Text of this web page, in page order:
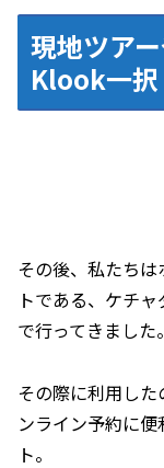
現地ツア
Klook一択
その後、私たち
トである、ケチ
で行ってきました。
その際に利用し
ンライン予約に便
ト。